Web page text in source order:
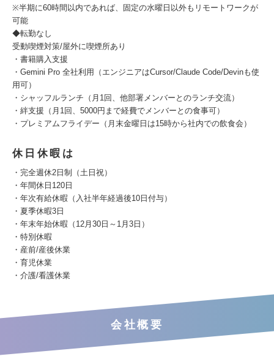
※半期に60時間以内であれば、固定の⽔曜⽇以外もリモートワークが
可能
◆転勤なし
受動喫煙対策/屋外に喫煙所あり
・書籍購入支援
・Gemini Pro 全社利用（エンジニアはCursor/Claude Code/Devinも使
用可）
・シャッフルランチ（月1回、他部署メンバーとのランチ交流）
・絆支援（月1回、5000円まで経費でメンバーとの食事可）
・プレミアムフライデー（月末金曜日は15時から社内での飲食会）
休日休暇は
・完全週休2日制（土日祝）
・年間休日120日
・年次有給休暇（入社半年経過後10日付与）
・夏季休暇3⽇
・年末年始休暇（12⽉30⽇～1⽉3⽇）
・特別休暇
・産前/産後休業
・育児休業
・介護/看護休業
会社概要